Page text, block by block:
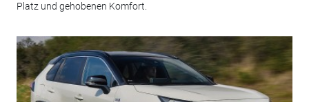
Platz und gehobenen Komfort.